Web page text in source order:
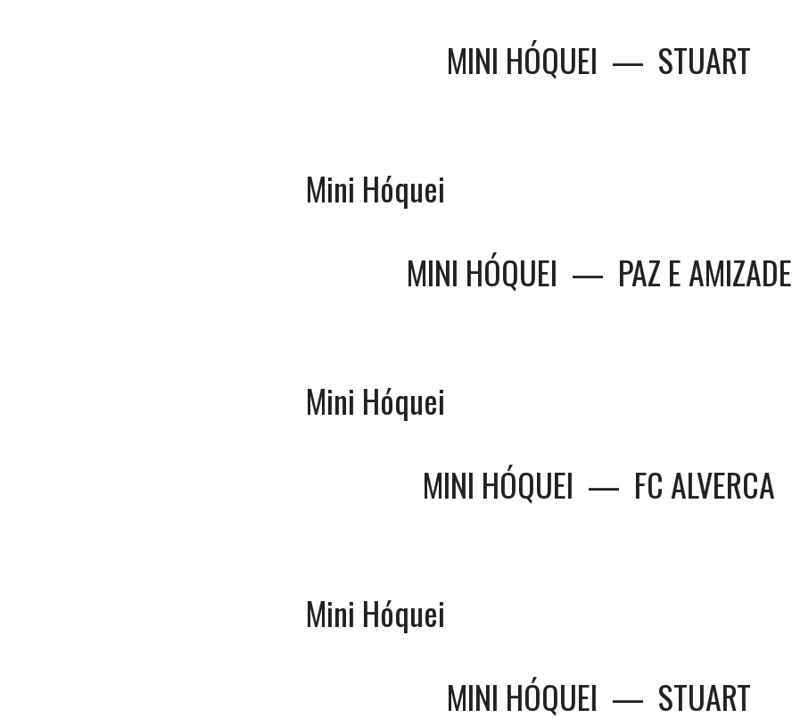
MINI HÓQUEI — STUART
Mini Hóquei
MINI HÓQUEI — PAZ E AMIZADE
Mini Hóquei
MINI HÓQUEI — FC ALVERCA
Mini Hóquei
MINI HÓQUEI — STUART